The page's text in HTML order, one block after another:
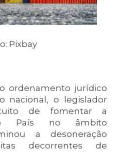
Pixbay
ordenamento jurídico
nacional, o legislador
de fomentar a
País no âmbito
a desoneração
decorrentes de